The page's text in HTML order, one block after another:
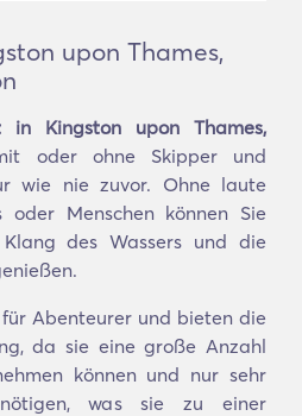
upon Thames,
Kingston upon Thames,
oder ohne Skipper und
wie nie zuvor. Ohne laute
oder Menschen können Sie
des Wassers und die
Abenteurer und bieten die
da sie eine große Anzahl
können und nur sehr
was sie zu einer